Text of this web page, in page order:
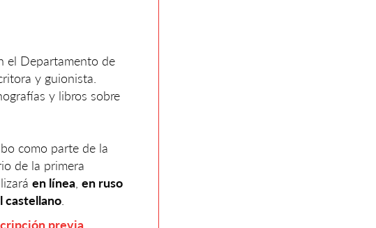
el Departamento de
y guionista.
y libros sobre
como parte de la
de la primera
en línea en ruso
castellano
previa